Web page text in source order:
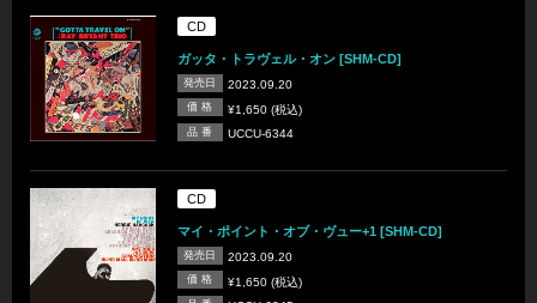
CD
ガッタ・トラヴェル・オン [SHM-CD]
発売日 2023.09.20
価 格 ¥1,650 (税込)
品 番 UCCU-6344
CD
マイ・ポイント・オブ・ヴュー+1 [SHM-CD]
発売日 2023.09.20
価 格 ¥1,650 (税込)